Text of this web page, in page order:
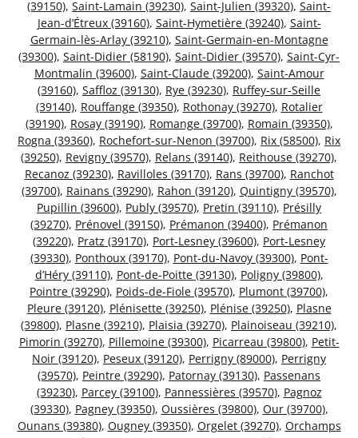
(39150), Saint-Lamain (39230), Saint-Julien (39320), Saint-
Jean-d’Étreux (39160), Saint-Hymetière (39240), Saint-
Germain-lès-Arlay (39210), Saint-Germain-en-Montagne
(39300), Saint-Didier (58190), Saint-Didier (39570), Saint-Cyr-
Montmalin (39600), Saint-Claude (39200), Saint-Amour
(39160), Saffloz (39130), Rye (39230), Ruffey-sur-Seille
(39140), Rouffange (39350), Rothonay (39270), Rotalier
(39190), Rosay (39190), Romange (39700), Romain (39350),
Rogna (39360), Rochefort-sur-Nenon (39700), Rix (58500), Rix
(39250), Revigny (39570), Relans (39140), Reithouse (39270),
Recanoz (39230), Ravilloles (39170), Rans (39700), Ranchot
(39700), Rainans (39290), Rahon (39120), Quintigny (39570),
Pupillin (39600), Publy (39570), Pretin (39110), Présilly
(39270), Prénovel (39150), Prémanon (39400), Prémanon
(39220), Pratz (39170), Port-Lesney (39600), Port-Lesney
(39330), Ponthoux (39170), Pont-du-Navoy (39300), Pont-
d’Héry (39110), Pont-de-Poitte (39130), Poligny (39800),
Pointre (39290), Poids-de-Fiole (39570), Plumont (39700),
Pleure (39120), Plénisette (39250), Plénise (39250), Plasne
(39800), Plasne (39210), Plaisia (39270), Plainoiseau (39210),
Pimorin (39270), Pillemoine (39300), Picarreau (39800), Petit-
Noir (39120), Peseux (39120), Perrigny (89000), Perrigny
(39570), Peintre (39290), Patornay (39130), Passenans
(39230), Parcey (39100), Pannessières (39570), Pagnoz
(39330), Pagney (39350), Oussières (39800), Our (39700),
Ounans (39380), Ougney (39350), Orgelet (39270), Orchamps